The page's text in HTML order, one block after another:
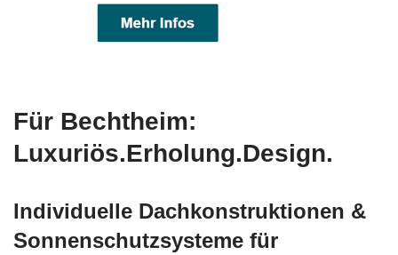
Für Bechtheim:
Luxuriös.Erholung.Design.
Individuelle Dachkonstruktionen &
Sonnenschutzsysteme für